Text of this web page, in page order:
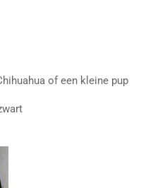
of een kleine pup